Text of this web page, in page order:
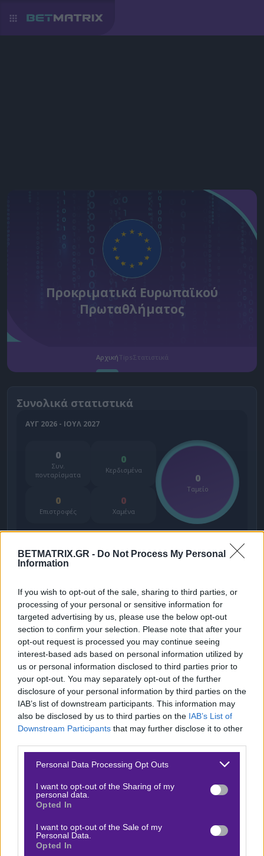
BETMATRIX.GR - Do Not Process My Personal
Information
If you wish to opt-out of the sale, sharing to third parties, or
processing of your personal or sensitive information for
targeted advertising by us, please use the below opt-out
section to confirm your selection. Please note that after your
opt-out request is processed you may continue seeing
interest-based ads based on personal information utilized by
us or personal information disclosed to third parties prior to
your opt-out. You may separately opt-out of the further
disclosure of your personal information by third parties on the
IAB’s list of downstream participants. This information may
also be disclosed by us to third parties on the IAB’s List of
Downstream Participants that may further disclose it to other
Please note that this website/app uses one or more Google
not limited to your visit or usage behaviour. You may click to
grant or deny consent to Google and its third-party tags to
use your data for below specified purposes in below Google
consent section.
Personal Data Processing Opt Outs
I want to opt-out of the Sharing of my
personal data.
Opted In
I want to opt-out of the Sale of my
Personal Data.
Opted In
Προκριματικά Ευρωπαϊκού
Πρωταθλήματος
ΑρχικήTipsΣτατιστικά
Συνολικά στατιστικά
ΑΥΓ 2026 - ΙΟΥΛ 2027
0
Συν.
πονταρίσματα
0
Κερδισμένα
0
Επιστροφές
0
Χαμένα
0
Ταμείο
Φόρμα -
Τρέχοντα στοιχήματα
Δεν υπάρχουν στοιχήματα
Τελευταία στοιχήματα